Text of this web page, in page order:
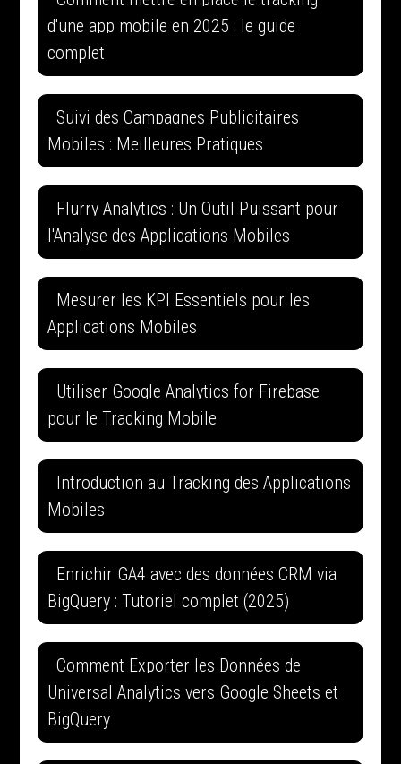
d'une app mobile en 2025 : le guide
complet
Suivi des Campagnes Publicitaires
Mobiles : Meilleures Pratiques
Flurry Analytics : Un Outil Puissant pour
l'Analyse des Applications Mobiles
Mesurer les KPI Essentiels pour les
Applications Mobiles
Utiliser Google Analytics for Firebase
pour le Tracking Mobile
Introduction au Tracking des Applications
Mobiles
Enrichir GA4 avec des données CRM via
BigQuery : Tutoriel complet (2025)
Comment Exporter les Données de
Universal Analytics vers Google Sheets et
BigQuery